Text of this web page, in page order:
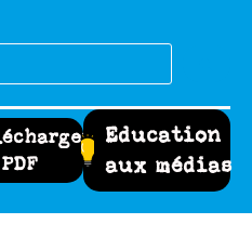
Education
aux médias